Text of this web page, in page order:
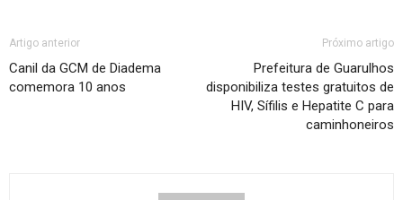
Artigo anterior
Canil da GCM de Diadema
comemora 10 anos
Próximo artigo
Prefeitura de Guarulhos
disponibiliza testes gratuitos de
HIV, Sífilis e Hepatite C para
caminhoneiros